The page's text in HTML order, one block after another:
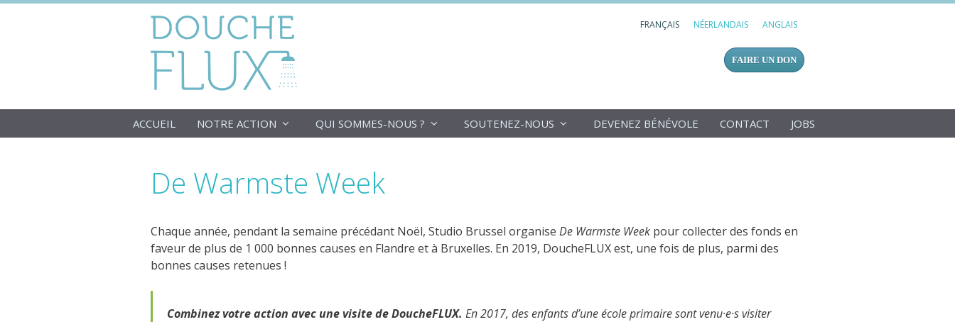
FRANÇAIS NÉERLANDAIS ANGLAIS
FAIRE UN DON
ACCUEIL NOTRE ACTION QUI SOMMES-NOUS ? SOUTENEZ-NOUS DEVENEZ BÉNÉVOLE CONTACT JOBS
De Warmste Week
Chaque année, pendant la semaine précédant Noël, Studio Brussel organise De Warmste Week pour collecter des fonds en
faveur de plus de 1 000 bonnes causes en Flandre et à Bruxelles. En 2019, DoucheFLUX est, une fois de plus, parmi des
bonnes causes retenues !
Combinez votre action avec une visite de DoucheFLUX. En 2017, des enfants d’une école primaire sont venu·e·s visiter